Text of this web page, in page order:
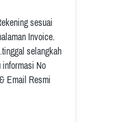
sesuai
Invoice.
selangkah
No
Email Resmi